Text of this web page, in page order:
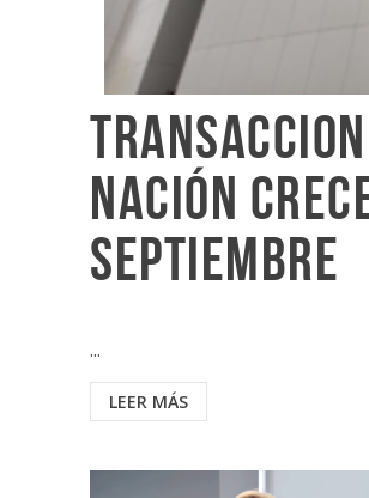
Nación
septiembre
...
LEER MÁS